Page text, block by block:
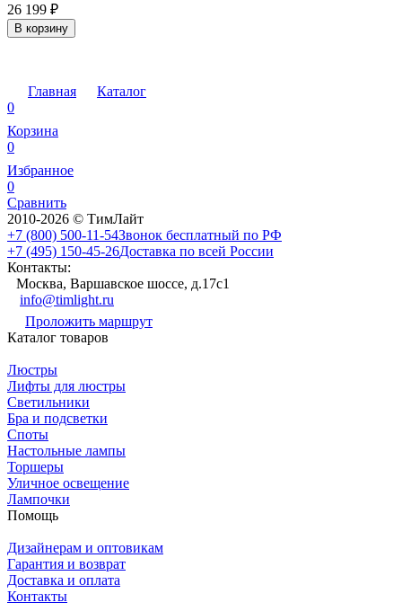
26 199 ₽
В корзину
Главная
Каталог
0
Корзина
0
Избранное
0
Сравнить
2010-2026 © ТимЛайт
+7 (800) 500-11-54Звонок бесплатный по РФ
+7 (495) 150-45-26Доставка по всей России
Контакты:
Москва, Варшавское шоссе, д.17c1
info@timlight.ru
Проложить маршрут
Каталог товаров
Люстры
Лифты для люстры
Светильники
Бра и подсветки
Споты
Настольные лампы
Торшеры
Уличное освещение
Лампочки
Помощь
Дизайнерам и оптовикам
Гарантия и возврат
Доставка и оплата
Контакты